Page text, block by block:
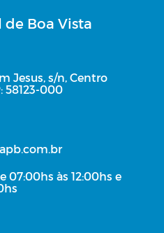
Contas de Gestão
em Dívida Ativa
Resumido da
Poder Legislativo
Boa Vista
Jesus, s/n, Centro
58123-000
07:00hs às 12:00hs e